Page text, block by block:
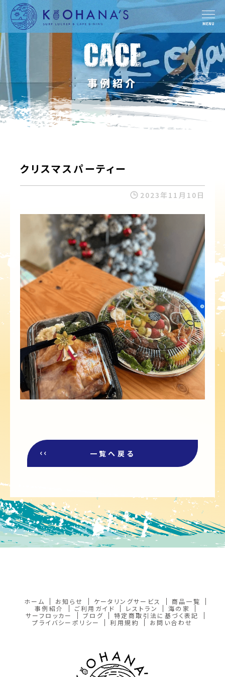
MENU
事例紹介
クリスマスパーティー
2023年11月10日
一覧へ戻る
ホーム お知らせ ケータリングサービス
商品一覧
事例紹介
ご利用ガイド レストラン
海の家
サーフロッカー
ブログ
特定商取引法に基づく表記
プライバシーポリシー
利用規約 お問い合わせ